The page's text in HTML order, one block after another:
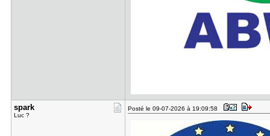
spark
Luc ?
Posté le 09-07-2026 à 19:09:58